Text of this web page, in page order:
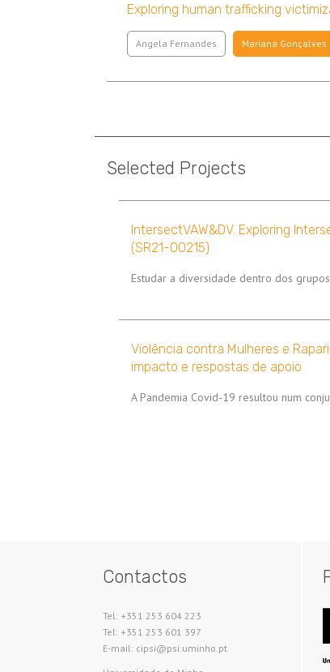
Exploring human trafficking
Angela Fernandes Mariana Gonçalves
Selected Projects
IntersectVAW&DV. Exploring
(SR21-00215)
Estudar a diversidade dentro dos
Violência contra Mulheres e
impacto e respostas de apoio
A Pandemia Covid-19 resultou num
Contactos
Tel: +351 253 604 223
Tel: +351 253 601 397
E-mail: cipsi@psi.uminho.pt